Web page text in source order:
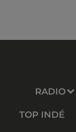
RADIO
TOP INDÉ